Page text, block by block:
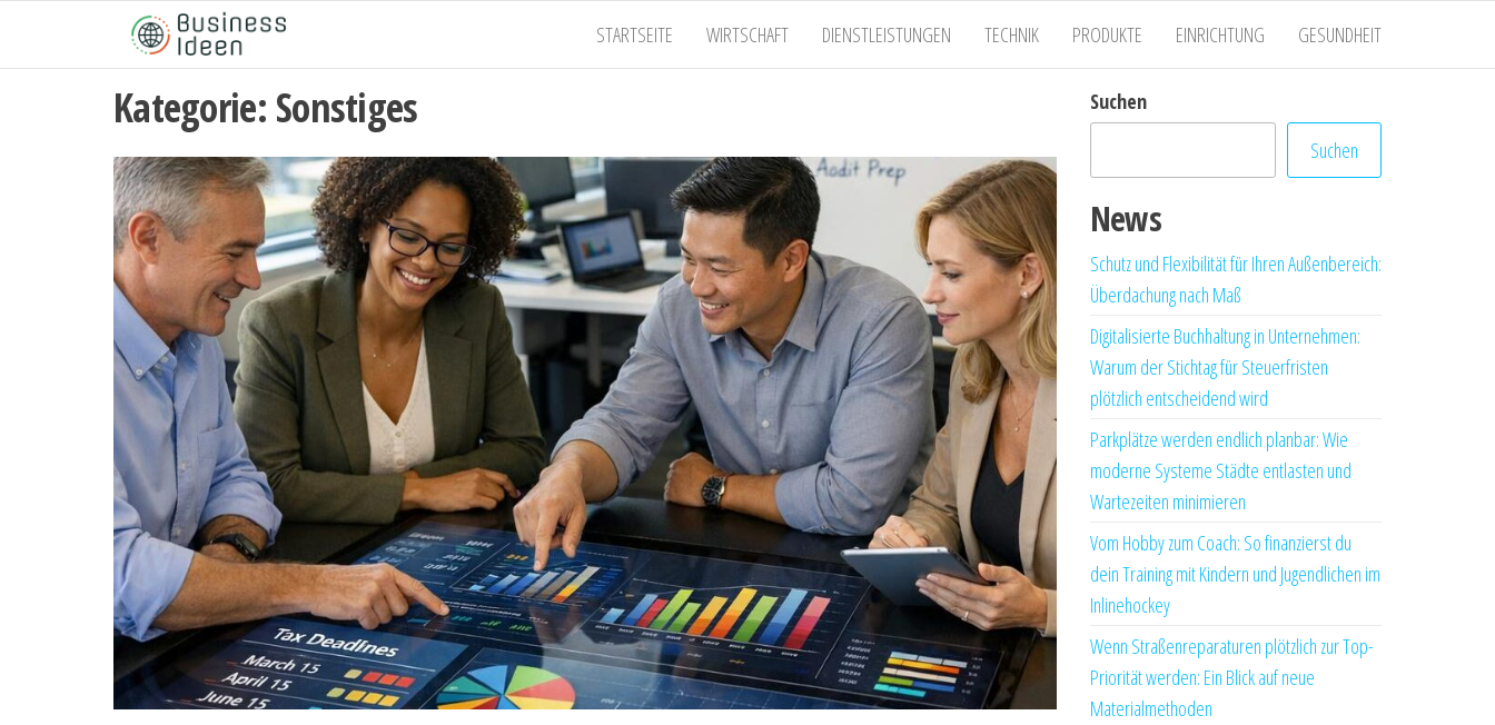
springen
STARTSEITE WIRTSCHAFT DIENSTLEISTUNGEN TECHNIK PRODUKTE EINRICHTUNG GESUNDHEIT
Kategorie: Sonstiges
Suchen
Suchen
News
Schutz und Flexibilität für Ihren Außenbereich:
Überdachung nach Maß
Digitalisierte Buchhaltung in Unternehmen:
Warum der Stichtag für Steuerfristen
plötzlich entscheidend wird
Parkplätze werden endlich planbar: Wie
moderne Systeme Städte entlasten und
Wartezeiten minimieren
Vom Hobby zum Coach: So finanzierst du
dein Training mit Kindern und Jugendlichen im
Inlinehockey
Wenn Straßenreparaturen plötzlich zur Top-
Priorität werden: Ein Blick auf neue
Materialmethoden